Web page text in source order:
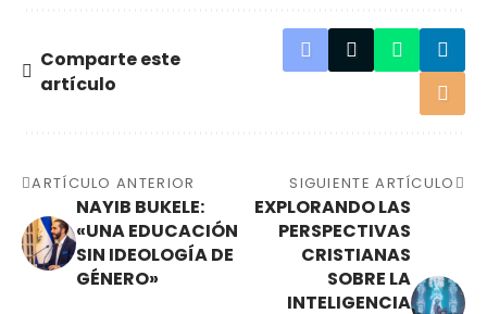
Comparte este
artículo
ARTÍCULO ANTERIOR
NAYIB BUKELE:
«UNA EDUCACIÓN
SIN IDEOLOGÍA DE
GÉNERO»
SIGUIENTE ARTÍCULO
EXPLORANDO LAS
PERSPECTIVAS
CRISTIANAS
SOBRE LA
INTELIGENCIA